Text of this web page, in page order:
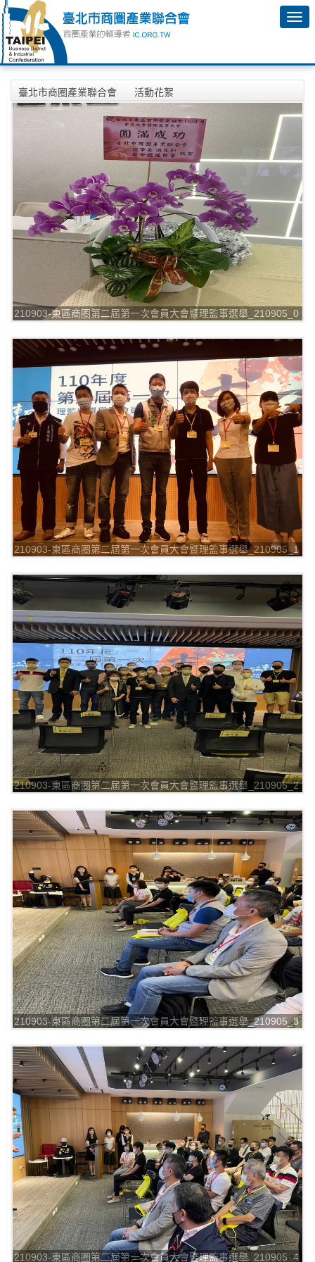
臺北市商圈產業聯合會
活動花絮
2021年9月3日-台北市東區商圈發展協會第二屆第一次會員大會
暨理監事選舉活動相本
210903-東區商圈第二屆第一次會員大會暨理監事選舉_210905_0
210903-東區商圈第二屆第一次會員大會暨理監事選舉_210905_1
210903-東區商圈第二屆第一次會員大會暨理監事選舉_210905_2
210903-東區商圈第二屆第一次會員大會暨理監事選舉_210905_3
210903-東區商圈第二屆第一次會員大會暨理監事選舉_210905_4